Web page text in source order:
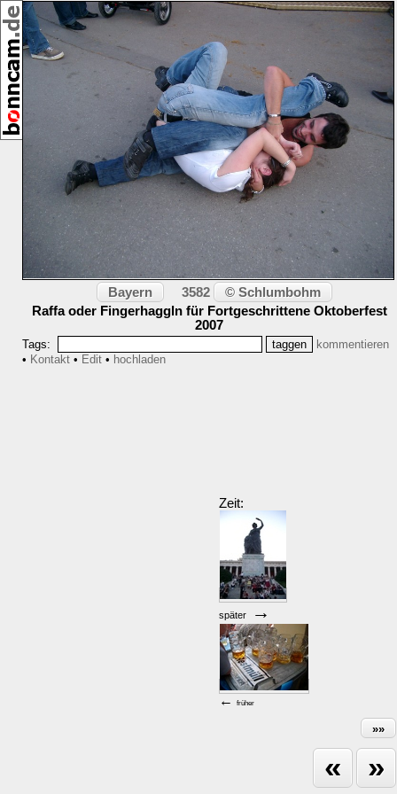
Bayern 3582 © Schlumbohm
Raffa oder Fingerhaggln für Fortgeschrittene Oktoberfest
2007
Tags:
kommentieren
• Kontakt • Edit • hochladen
09/2007[22893]
Zeit:
später →
← früher
»»
« »